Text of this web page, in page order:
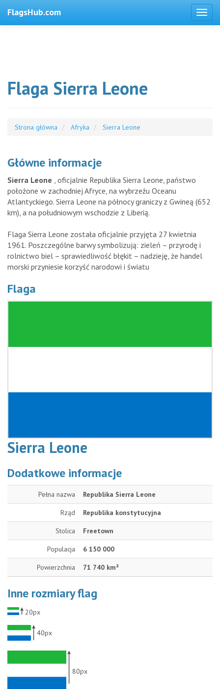
FlagsHub.com
Flaga Sierra Leone
Strona główna Afryka Sierra Leone
Główne informacje
Sierra Leone , oficjalnie Republika Sierra Leone, państwo
położone w zachodniej Afryce, na wybrzeżu Oceanu
Atlantyckiego. Sierra Leone na północy graniczy z Gwineą (652
km), a na południowym wschodzie z Liberią.
Flaga Sierra Leone została oficjalnie przyjęta 27 kwietnia
1961. Poszczególne barwy symbolizują: zieleń – przyrodę i
rolnictwo biel – sprawiedliwość błękit – nadzieję, że handel
morski przyniesie korzyść narodowi i światu
Flaga
Sierra Leone
Dodatkowe informacje
Pełna nazwa Republika Sierra Leone
Rząd Republika konstytucyjna
Stolica Freetown
Populacja 6 150 000
Powierzchnia 71 740 km²
Inne rozmiary flag
20px
40px
80px